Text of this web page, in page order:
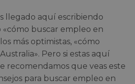
llegado aquí escribiendo
«cómo buscar empleo en
más optimistas, «cómo
Pero si estas aquí
recomendamos que veas este
para buscar empleo en